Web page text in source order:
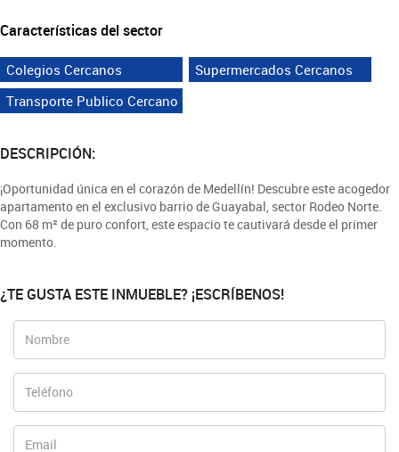
Características del sector
Colegios Cercanos
Supermercados Cercanos
Transporte Publico Cercano
DESCRIPCIÓN:
¡Oportunidad única en el corazón de Medellín! Descubre este acogedor
apartamento en el exclusivo barrio de Guayabal, sector Rodeo Norte.
Con 68 m² de puro confort, este espacio te cautivará desde el primer
momento.
¿TE GUSTA ESTE INMUEBLE? ¡ESCRÍBENOS!